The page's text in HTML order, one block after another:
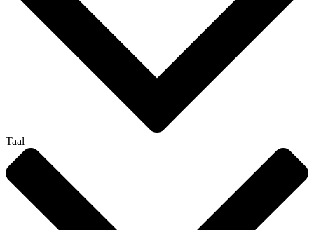
Taal